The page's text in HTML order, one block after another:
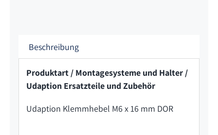
Beschreibung
Produktart / Montagesysteme und Halter /
Udaption Ersatzteile und Zubehör
Udaption Klemmhebel M6 x 16 mm DOR